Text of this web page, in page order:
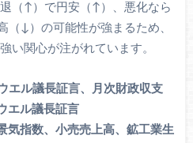
（↑）で円安（↑）、悪化なら
（↓）の可能性が強まるため、
い関心が注がれています。
ル議長証言、月次財政収支
エル議長証言
指数、小売売上高、鉱工業生